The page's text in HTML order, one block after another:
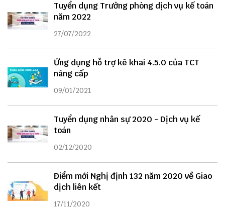
Tuyển dụng Trưởng phòng dịch vụ kế toán
năm 2022
27/07/2022
Ứng dụng hỗ trợ kê khai 4.5.0 của TCT
nâng cấp
09/01/2021
Tuyển dụng nhân sự 2020 - Dịch vụ kế
toán
02/12/2020
Điểm mới Nghị định 132 năm 2020 về Giao
dịch liên kết
17/11/2020